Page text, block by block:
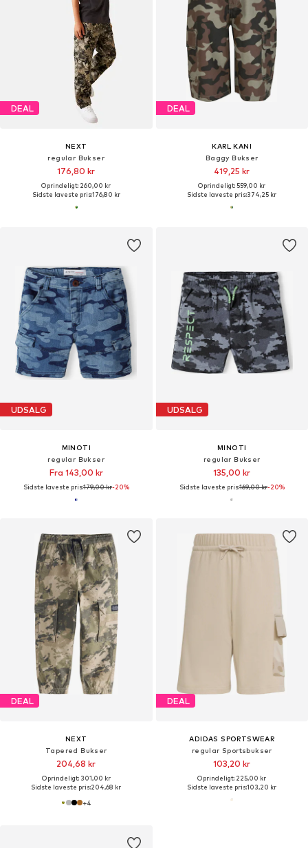
DEAL
NEXT
regular Bukser
176,80 kr
Oprindeligt: 260,00 kr
Sidste laveste pris:176,80 kr
DEAL
KARL KANI
Baggy Bukser
419,25 kr
Oprindeligt: 559,00 kr
Sidste laveste pris:374,25 kr
UDSALG
MINOTI
regular Bukser
Fra 143,00 kr
Sidste laveste pris:179,00 kr-20%
UDSALG
MINOTI
regular Bukser
135,00 kr
Sidste laveste pris:169,00 kr-20%
DEAL
NEXT
Tapered Bukser
204,68 kr
Oprindeligt: 301,00 kr
Sidste laveste pris:204,68 kr
+4
DEAL
ADIDAS SPORTSWEAR
regular Sportsbukser
103,20 kr
Oprindeligt: 225,00 kr
Sidste laveste pris:103,20 kr